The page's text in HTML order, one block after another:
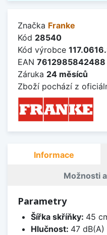
Značka Franke
Kód 28540
Kód výrobce
EAN 7612985842488
Záruka 24 měsíců
Zboží pochází z
Informace
Možnosti
Parametry
Šířka skříňky: 45
Hlučnost: 47 dB(A)